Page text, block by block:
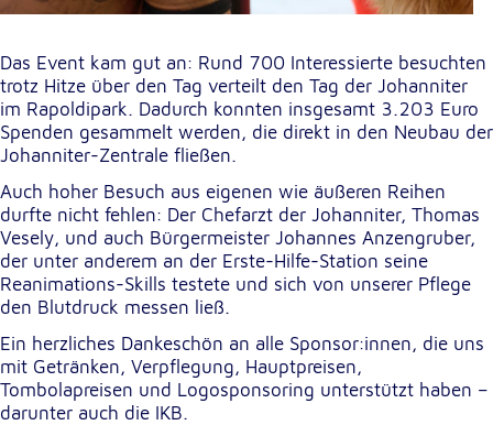
Das Event kam gut an: Rund 700 Interessierte besuchten
trotz Hitze über den Tag verteilt den Tag der Johanniter
im Rapoldipark. Dadurch konnten insgesamt 3.203 Euro
Spenden gesammelt werden, die direkt in den Neubau der
Johanniter-Zentrale fließen.
Auch hoher Besuch aus eigenen wie äußeren Reihen
durfte nicht fehlen: Der Chefarzt der Johanniter, Thomas
Vesely, und auch Bürgermeister Johannes Anzengruber,
der unter anderem an der Erste-Hilfe-Station seine
Reanimations-Skills testete und sich von unserer Pflege
den Blutdruck messen ließ.
Ein herzliches Dankeschön an alle Sponsor:innen, die uns
mit Getränken, Verpflegung, Hauptpreisen,
Tombolapreisen und Logosponsoring unterstützt haben –
darunter auch die IKB.